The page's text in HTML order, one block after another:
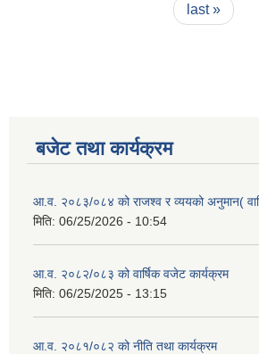
last »
बजेट तथा कार्यक्रम
आ.व. २०८३/०८४ को राजश्व र व्ययको अनुमान(
मिति: 06/25/2026 - 10:54
आ.व. २०८२/०८३ को वार्षिक वजेट कार्यक्रम
मिति: 06/25/2025 - 13:15
आ.व. २०८१/०८२ को नीति तथा कार्यक्रम